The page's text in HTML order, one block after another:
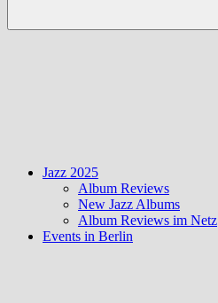
Jazz 2025
Album Reviews
New Jazz Albums
Album Reviews im Netz
Events in Berlin